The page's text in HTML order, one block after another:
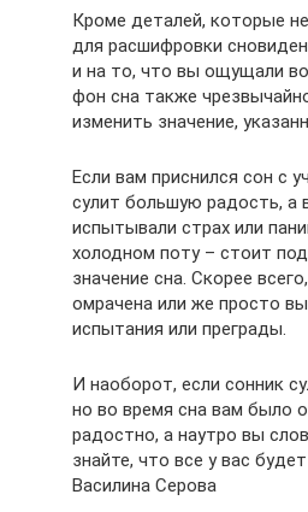
Кроме деталей, которые
для расшифровки
и на то, что вы ощущали
фон сна также
изменить значение,
Если вам приснился сон с
сулит большую радость, а
испытывали страх или
холодном поту – стоит
значение сна. Скорее
омрачена или же просто
испытания или преграды.
И наоборот, если сонник
но во время сна вам было
радостно, а наутро вы
знайте, что все у вас
Василина Серова